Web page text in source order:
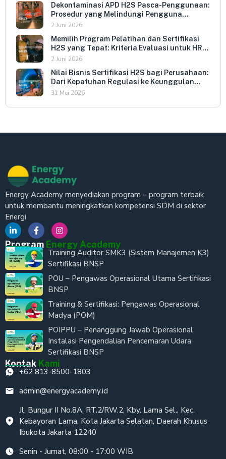
Dekontaminasi APD H2S Pasca-Penggunaan:
Prosedur yang Melindungi Pengguna
Berikutnya dan Memperpanjang Umur
2 Juni 2026
Memilih Program Pelatihan dan Sertifikasi
H2S yang Tepat: Kriteria Evaluasi untuk HR
dan HSE Manager
2 Juni 2026
Nilai Bisnis Sertifikasi H2S bagi Perusahaan:
Dari Kepatuhan Regulasi ke Keunggulan
Kompetitif
31 Mei 2026
Energy Academy menyediakan program – program terbaik
untuk membantu meningkatkan kompetensi SDM di sektor
Energi
Program Energy Academy
Training Auditor SMK3 (Sistem Manajemen K3)
Sertifikasi BNSP
POU – Pengawas Operasional Utama Sertifikasi
BNSP
Training & Sertifikasi: Pengawas Operasional
Madya (POM)
POIPPU – Penanggung Jawab Operasional
Instalasi Pengendalian Pencemaran Udara
Sertifikasi BNSP
Kontak Kami
+62 813-8500-1803
admin@energyacademy.id
Jl. Bungur II No.8A, RT.2/RW.2, Kby. Lama Sel., Kec.
Kebayoran Lama, Kota Jakarta Selatan, Daerah Khusus
Ibukota Jakarta 12240
Senin - Jumat, 08:00 - 17:00 WIB